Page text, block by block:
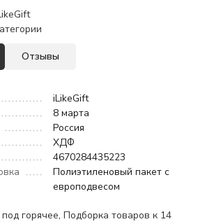
Отзывы
iLikeGift
8 марта
Россия
ХДФ
4670284435223
Полиэтиленовый пакет с
европодвесом
горячее, Подборка товаров к 14